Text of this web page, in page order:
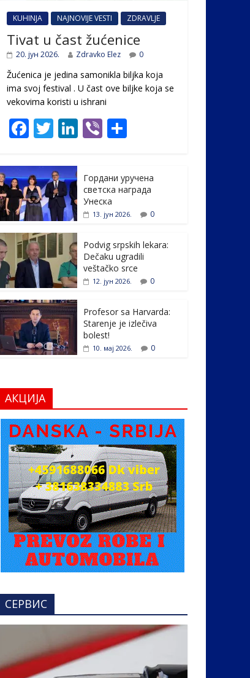
KUHINJA NAJNOVIJE VESTI ZDRAVLJE
Tivat u čast žućenice
20. јун 2026. Zdravko Elez 0
Žućenica je jedina samonikla biljka koja
ima svoj festival . U čast ovе biljke koja se
vekovima koristi u ishrani
F
e
b
o
o
k
T
itt
er
Li
e
dI
n
Vi
e
Гордани уручена
светска награда
Унеска
13. јун 2026. 0
Podvig srpskih lekara:
Dečaku ugradili
veštačko srce
12. јун 2026. 0
Profesor sa Harvarda:
Starenje je izlečiva
bolest!
10. мај 2026. 0
АКЦИЈА
СЕРВИС